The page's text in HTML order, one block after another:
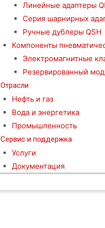
Линейные адаптеры
Серия шарнирных
Ручные дублеры QSH
Компоненты
Электромагнитные
Резервированный
Отрасли
Нефть и газ
Вода и энергетика
Промышленность
Сервис и поддержка
Услуги
Документация